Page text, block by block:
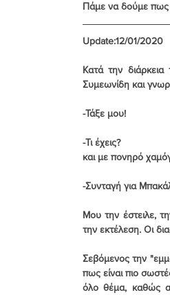
Πάμε να δούμε πως
Update:12/01/2020
Κατά την
Συμεωνίδη και
-Τάξε μου!
-Τι έχεις?
και με πονηρό
-Συνταγή για
Μου την έστειλε,
την εκτέλεση. Οι
Σεβόμενος την
πως είναι πιο
όλο θέμα, καθώς